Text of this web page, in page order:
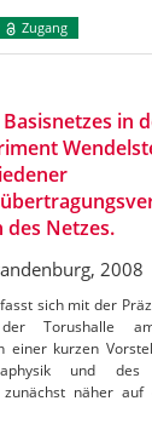
Zugang
in
des Netzes.
2008
sich mit der
Torushalle am
einer kurzen
und des
näher auf